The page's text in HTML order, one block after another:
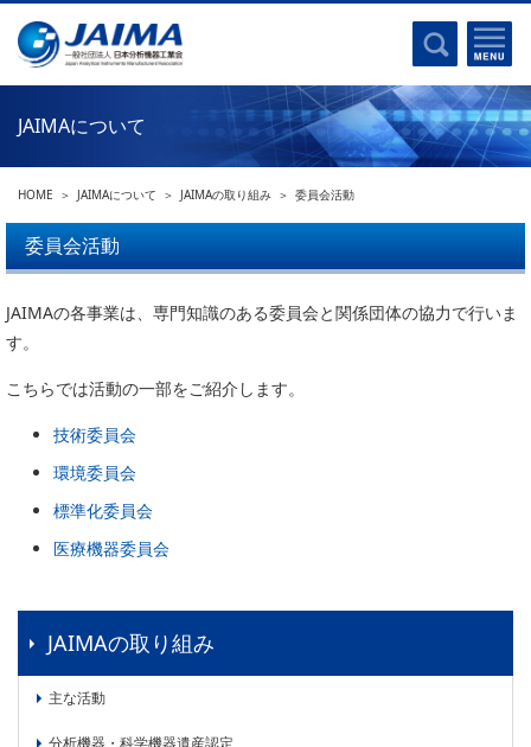
事業計画書
沿革
採用
関連リンク
JAIMAの取り組み
中小企業経営強化税制
製品含有化学物質規制 UPDATE
統計
刊行物のご案内
委員会活動
分析用X線検査装置他PCB廃棄物処理について
会員会社
はじめに
電磁波(光)
クロマトグラフ
質量分析
電子顕微鏡
熱分析
電気化学
磁気共鳴
電子線応用
バイオ関連
機器分析が支える、豊かな暮らしと産業のフロンティア
総論・各種分析法
環境
食品
イメージング
X線・放射光
JAIMAについて
HOME JAIMAについて JAIMAの取り組み 委員会活動
委員会活動
JAIMAの各事業は、専門知識のある委員会と関係団体の協力で行いま
す。
こちらでは活動の一部をご紹介します。
技術委員会
環境委員会
標準化委員会
医療機器委員会
JAIMAの取り組み
主な活動
分析機器・科学機器遺産認定